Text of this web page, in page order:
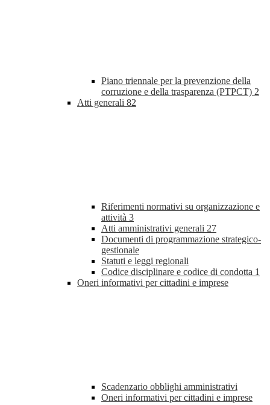
Piano triennale per la prevenzione della
corruzione e della trasparenza (PTPCT) 2
Atti generali 82
Riferimenti normativi su organizzazione e
attività 3
Atti amministrativi generali 27
Documenti di programmazione strategico-
gestionale
Statuti e leggi regionali
Codice disciplinare e codice di condotta 1
Oneri informativi per cittadini e imprese
Scadenzario obblighi amministrativi
Oneri informativi per cittadini e imprese